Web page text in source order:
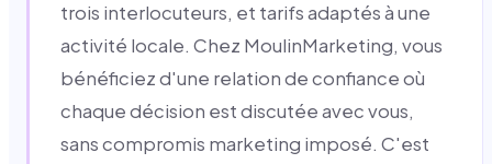
trois interlocuteurs, et tarifs adaptés à une
activité locale. Chez MoulinMarketing, vous
bénéficiez d'une relation de confiance où
chaque décision est discutée avec vous,
sans compromis marketing imposé. C'est